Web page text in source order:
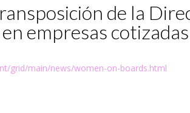
de la
empresas cotizadas
grid/main/news/women-on-boards.html